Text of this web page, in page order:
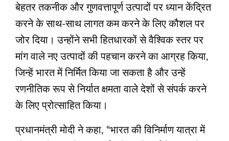
बेहतर तकनीक और गुणवत्तापूर्ण उत्पादों पर ध्यान केंद्रित
करने के साथ-साथ लागत कम करने के लिए कौशल पर
जोर दिया। उन्होंने सभी हितधारकों से वैश्विक स्तर पर
मांग वाले नए उत्पादों की पहचान करने का आग्रह किया,
जिन्हें भारत में निर्मित किया जा सकता है और उन्हें
रणनीतिक रूप से निर्यात क्षमता वाले देशों से संपर्क करने
के लिए प्रोत्साहित किया।
प्रधानमंत्री मोदी ने कहा, “भारत की विनिर्माण यात्रा में